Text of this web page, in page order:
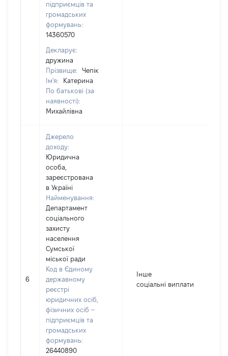
підприємців та
громадських
формувань:
14360570
Декларує:
дружина
Прізвище:
Чепік
Ім'я:
Катерина
По батькові (за
наявності):
Михайлівна
6
Джерело
доходу:
Юридична
особа,
зареєстрована
в Україні
Найменування:
Департамент
соціального
захисту
населення
Сумської
міської ради
Код в Єдиному
державному
реєстрі
юридичних осіб,
фізичних осіб –
підприємців та
громадських
формувань:
26440890
Інше
соціальні виплати